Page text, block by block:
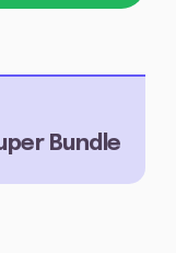
Bundle